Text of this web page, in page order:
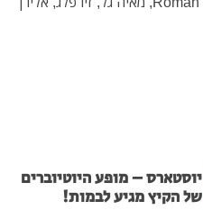
יוסטארס – מופע היוטיוברים
של הקיץ מגיע לבמות!